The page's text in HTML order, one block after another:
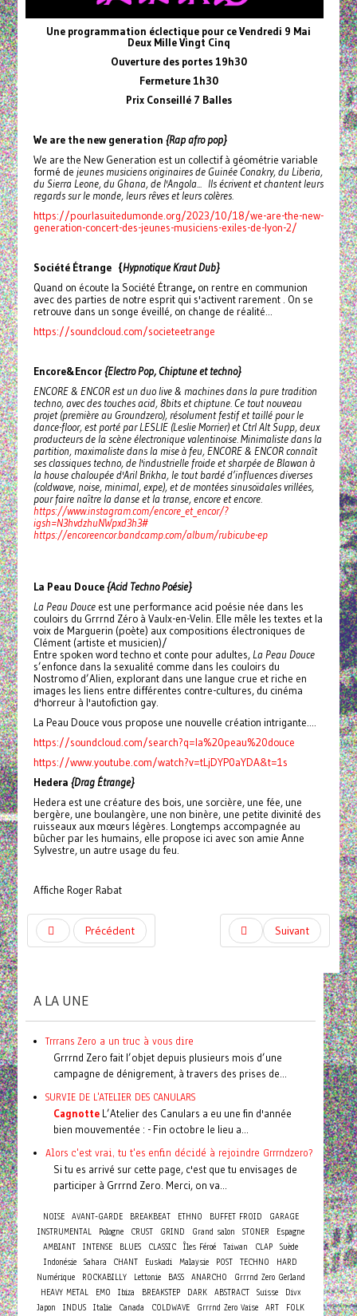
Une programmation éclectique pour ce Vendredi 9 Mai
Deux Mille Vingt Cinq
Ouverture des portes 19h30
Fermeture 1h30
Prix Conseillé 7 Balles
We are the new generation {Rap afro pop}
We are the New Generation est un collectif à géométrie variable
formé de jeunes musiciens originaires de Guinée Conakry, du Liberia,
du Sierra Leone, du Ghana, de l'Angola... Ils écrivent et chantent leurs
regards sur le monde, leurs rêves et leurs colères.
https://pourlasuitedumonde.org/2023/10/18/we-are-the-new-
generation-concert-des-jeunes-musiciens-exiles-de-lyon-2/
Société Étrange {Hypnotique Kraut Dub}
Quand on écoute la Société Étrange, on rentre en communion
avec des parties de notre esprit qui s'activent rarement . On se
retrouve dans un songe éveillé, on change de réalité...
https://soundcloud.com/societeetrange
Encore&Encor{Electro Pop, Chiptune et techno}
ENCORE & ENCOR est un duo live & machines dans la pure tradition
techno, avec des touches acid, 8bits et chiptune. Ce tout nouveau
projet (première au Groundzero), résolument festif et taillé pour le
dance-floor, est porté par LESLIE (Leslie Morrier) et Ctrl Alt Supp, deux
producteurs de la scène électronique valentinoise. Minimaliste dans la
partition, maximaliste dans la mise à feu, ENCORE & ENCOR connaît
ses classiques techno, de l'industrielle froide et sharpée de Blawan à
la house chaloupée d'Aril Brikha, le tout bardé d’influences diverses
(coldwave, noise, minimal, expe), et de montées sinusoïdales vrillées,
pour faire naître la danse et la transe, encore et encore.
https://www.instagram.com/encore_et_encor/?
igsh=N3hvdzhuNWpxd3h3#
https://encoreencor.bandcamp.com/album/rubicube-ep
La Peau Douce{Acid Techno Poésie}
La Peau Douce est une performance acid poésie née dans les
couloirs du Grrrnd Zéro à Vaulx-en-Velin. Elle mêle les textes et la
voix de Marguerin (poète) aux compositions électroniques de
Clément (artiste et musicien)/
Entre spoken word techno et conte pour adultes,La Peau Douce
s’enfonce dans la sexualité comme dans les couloirs du
Nostromo d’Alien, explorant dans une langue crue et riche en
images les liens entre différentes contre-cultures, du cinéma
d'horreur à l'autofiction gay.
La Peau Douce vous propose une nouvelle création intrigante....
https://soundcloud.com/search?q=la%20peau%20douce
https://www.youtube.com/watch?v=tLjDYP0aYDA&t=1s
Hedera {Drag Étrange}
Hedera est une créature des bois, une sorcière, une fée, une
bergère, une boulangère, une non binère, une petite divinité des
ruisseaux aux mœurs légères. Longtemps accompagnée au
bûcher par les humains, elle propose ici avec son amie Anne
Sylvestre, un autre usage du feu.
Affiche Roger Rabat
Précédent Suivant
A LA UNE
Trrrans Zero a un truc à vous dire
Grrrnd Zero fait l’objet depuis plusieurs mois d’une
campagne de dénigrement, à travers des prises de...
SURVIE DE L'ATELIER DES CANULARS
CagnotteL’Atelier des Canulars a eu une fin d'année
bien mouvementée : - Fin octobre le lieu a...
Alors c'est vrai, tu t'es enfin décidé à rejoindre Grrrndzero?
Si tu es arrivé sur cette page, c'est que tu envisages de
participer à Grrrnd Zero. Merci, on va...
NOISE AVANT-GARDE BREAKBEAT ETHNO BUFFET FROID
GARAGE
INSTRUMENTAL
Pologne CRUST GRIND Grand salon STONER
Espagne
AMBIANT INTENSE BLUES CLASSIC Îles Féroé Taiwan CLAP Suède
Indonésie Sahara CHANT Euskadi Malaysie POST TECHNO
HARD
Numérique
ROCKABILLY Lettonie BASS ANARCHO
Grrrnd Zero Gerland
HEAVY METAL
EMO Ibiza BREAKSTEP DARK ABSTRACT Suisse
Divx
Japon
INDUS Italie Canada COLDWAVE Grrrnd Zero Vaise ART FOLK